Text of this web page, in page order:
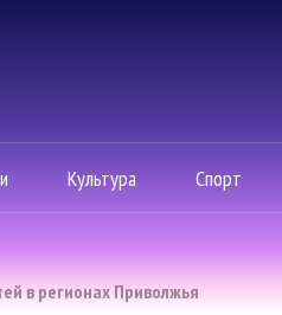
Культура Спорт
в регионах Приволжья